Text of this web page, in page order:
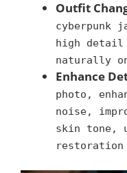
Outfit
cyberpunk
high
naturally
Enhance
photo,
noise,
skin tone,
restoration